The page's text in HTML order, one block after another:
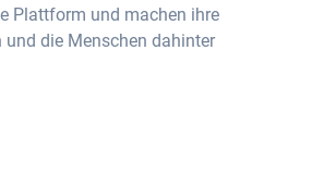
Plattform und machen ihre
und die Menschen dahinter